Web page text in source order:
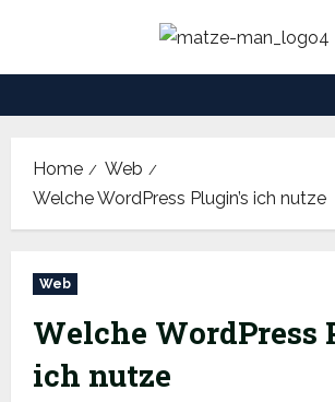
content
Home
Web
Welche WordPress Plugin’s ich nutze
Web
Welche WordPress
ich nutze